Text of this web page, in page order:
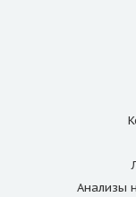
Анализы